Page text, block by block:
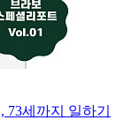
73세까지 일하기